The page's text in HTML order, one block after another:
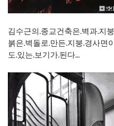
김수근의.종교건축은.벽과.지
붉은.벽돌로.만든.지붕.경사면
도.있는.보기가.된다...